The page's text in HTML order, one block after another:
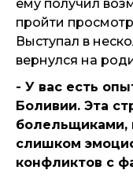
ему получил
пройти
Выступал в
вернулся на
- У вас есть
Боливии. Эта
болельщиками,
слишком
конфликтов с